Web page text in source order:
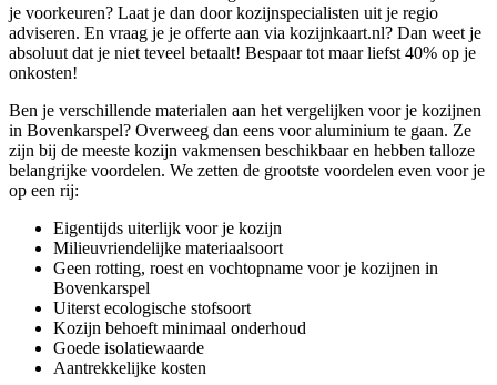
je voorkeuren? Laat je dan door kozijnspecialisten uit je regio
adviseren. En vraag je je offerte aan via kozijnkaart.nl? Dan weet je
absoluut dat je niet teveel betaalt! Bespaar tot maar liefst 40% op je
onkosten!
Ben je verschillende materialen aan het vergelijken voor je kozijnen
in Bovenkarspel? Overweeg dan eens voor aluminium te gaan. Ze
zijn bij de meeste kozijn vakmensen beschikbaar en hebben talloze
belangrijke voordelen. We zetten de grootste voordelen even voor je
op een rij:
Eigentijds uiterlijk voor je kozijn
Milieuvriendelijke materiaalsoort
Geen rotting, roest en vochtopname voor je kozijnen in
Bovenkarspel
Uiterst ecologische stofsoort
Kozijn behoeft minimaal onderhoud
Goede isolatiewaarde
Aantrekkelijke kosten